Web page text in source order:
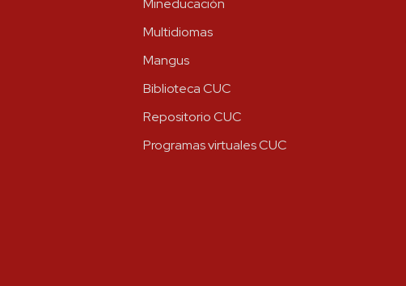
Mineducación
Multidiomas
Mangus
Biblioteca CUC
Repositorio CUC
Programas virtuales CUC